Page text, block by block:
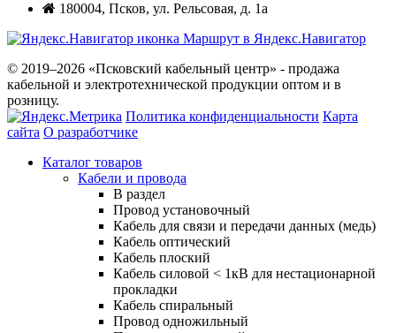
180004, Псков, ул. Рельсовая, д. 1а
Маршрут в Яндекс.Навигатор
© 2019–2026 «Псковский кабельный центр» - продажа
кабельной и электротехнической продукции оптом и в
розницу.
Политика конфиденциальности Карта
сайта О разработчике
Каталог товаров
Кабели и провода
В раздел
Провод установочный
Кабель для связи и передачи данных (медь)
Кабель оптический
Кабель плоский
Кабель силовой < 1кВ для нестационарной
прокладки
Кабель спиральный
Провод одножильный